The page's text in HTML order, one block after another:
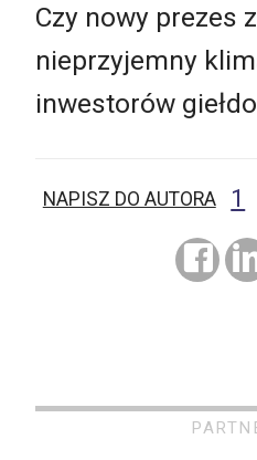
Czy nowy prezes
nieprzyjemny
inwestorów
NAPISZ DO AUTORA 1